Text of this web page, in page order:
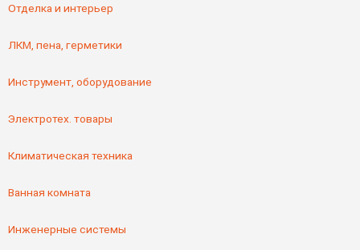
Отделка и интерьер
ЛКМ, пена, герметики
Инструмент, оборудование
Электротех. товары
Климатическая техника
Ванная комната
Инженерные системы